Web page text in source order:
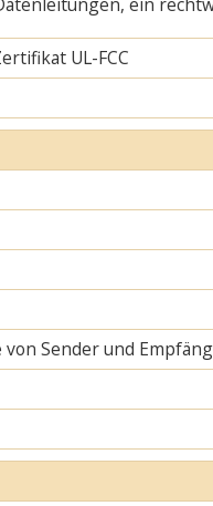
UL-FCC
von Sender und